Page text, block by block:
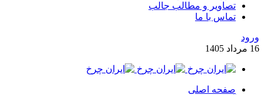
تصاویر و مطالب جالب
تماس با ما
ورود
16 مرداد 1405
صفحه اصلی